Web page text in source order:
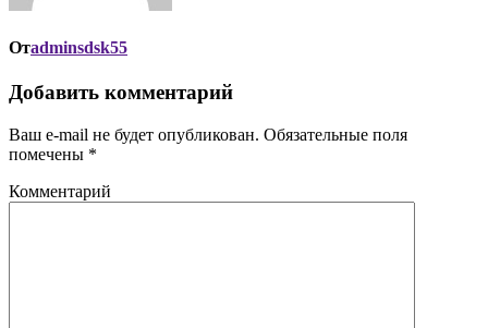
Отadminsdsk55
Добавить комментарий
Ваш e-mail не будет опубликован. Обязательные поля
помечены *
Комментарий